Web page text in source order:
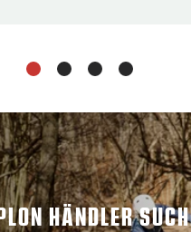
1 2 3 4
HÄNDLER